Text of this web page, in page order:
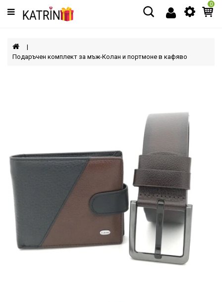
Категории
МЪЖЕ
0
Подаръчен комплект за мъж-Колан и портмоне в кафяво